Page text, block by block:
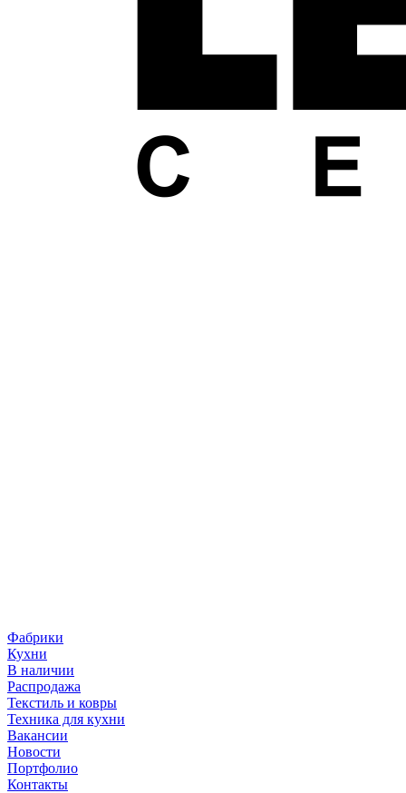
Фабрики
Кухни
В наличии
Распродажа
Текстиль и ковры
Техника для кухни
Вакансии
Новости
Портфолио
Контакты